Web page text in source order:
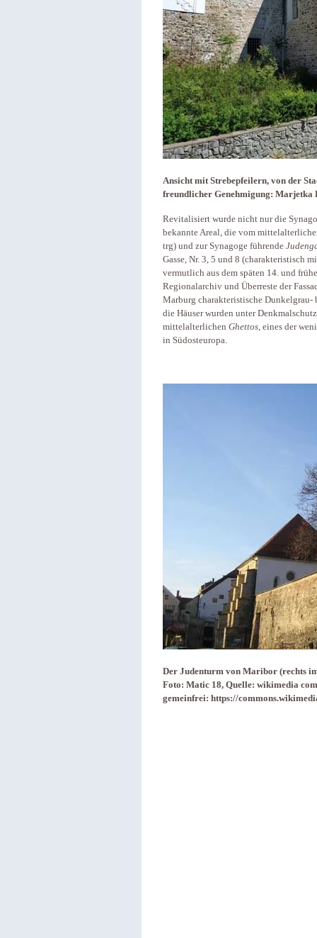
Ansicht mit Strebepfeilern, von der
freundlicher Genehmigung:
Revitalisiert wurde nicht nur die
bekannte Areal, die vom
trg) und zur Synagoge führende
Gasse, Nr. 3, 5 und 8 (charakteristisch
vermutlich aus dem späten 14. und
Regionalarchiv und Überreste der
Marburg charakteristische Dunkelgrau-
die Häuser wurden unter
mittelalterlichen Ghettos, eines der
in Südosteuropa.
Der Judenturm von Maribor (rechts
Foto: Matic 18, Quelle: wikimedia
gemeinfrei: https://